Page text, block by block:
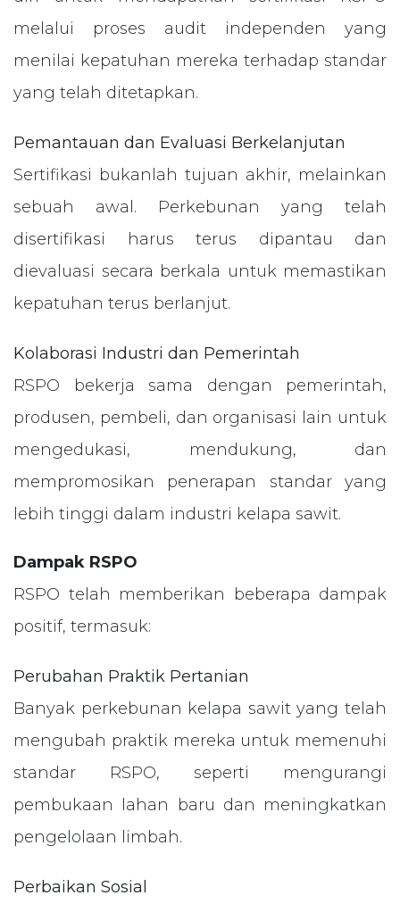
melalui proses audit independen yang
menilai kepatuhan mereka terhadap standar
yang telah ditetapkan.
Pemantauan dan Evaluasi Berkelanjutan
Sertifikasi bukanlah tujuan akhir, melainkan
sebuah awal. Perkebunan yang telah
disertifikasi harus terus dipantau dan
dievaluasi secara berkala untuk memastikan
kepatuhan terus berlanjut.
Kolaborasi Industri dan Pemerintah
RSPO bekerja sama dengan pemerintah,
produsen, pembeli, dan organisasi lain untuk
mengedukasi, mendukung, dan
mempromosikan penerapan standar yang
lebih tinggi dalam industri kelapa sawit.
Dampak RSPO
RSPO telah memberikan beberapa dampak
positif, termasuk:
Perubahan Praktik Pertanian
Banyak perkebunan kelapa sawit yang telah
mengubah praktik mereka untuk memenuhi
standar RSPO, seperti mengurangi
pembukaan lahan baru dan meningkatkan
pengelolaan limbah.
Perbaikan Sosial